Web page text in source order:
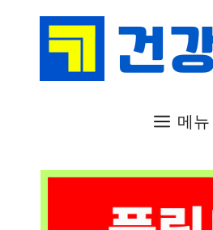
메뉴